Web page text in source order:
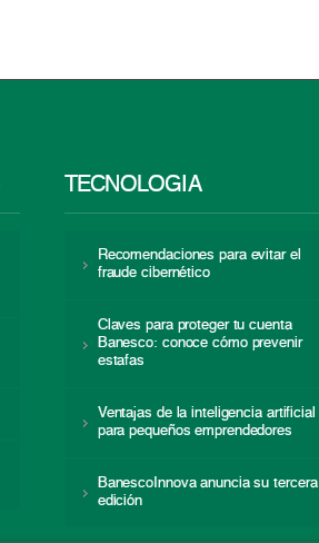
TECNOLOGÍA
Recomendaciones para evitar el
fraude cibernético
Claves para proteger tu cuenta
Banesco: conoce cómo prevenir
estafas
Ventajas de la inteligencia artificial
para pequeños emprendedores
BanescoInnova anuncia su tercera
edición